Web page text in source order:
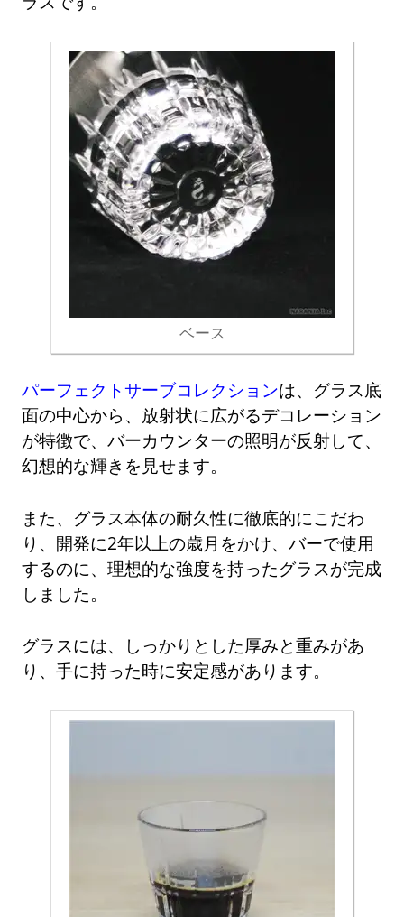
ベース
パーフェクトサーブコレクションは、グラス底
面の中心から、放射状に広がるデコレーション
が特徴で、バーカウンターの照明が反射して、
幻想的な輝きを見せます。
また、グラス本体の耐久性に徹底的にこだわ
り、開発に2年以上の歳月をかけ、バーで使用
するのに、理想的な強度を持ったグラスが完成
しました。
グラスには、しっかりとした厚みと重みがあ
り、手に持った時に安定感があります。